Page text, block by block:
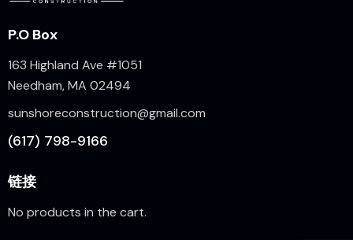
P.O Box
163 Highland Ave #1051
Needham, MA 02494
sunshoreconstruction@gmail.com
(617) 798-9166
链接
No products in the cart.